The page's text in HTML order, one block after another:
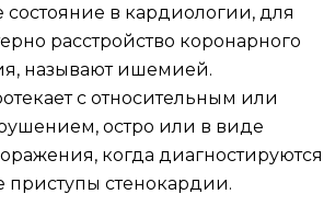
состояние в кардиологии, для
расстройство коронарного
называют ишемией.
с относительным или
остро или в виде
когда диагностируются
стенокардии.